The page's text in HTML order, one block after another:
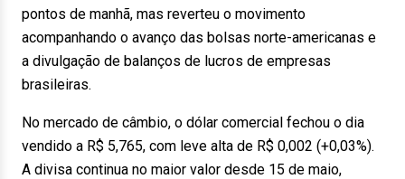
pontos de manhã, mas reverteu o movimento
acompanhando o avanço das bolsas norte-americanas e
a divulgação de balanços de lucros de empresas
brasileiras.
No mercado de câmbio, o dólar comercial fechou o dia
vendido a R$ 5,765, com leve alta de R$ 0,002 (+0,03%).
A divisa continua no maior valor desde 15 de maio,